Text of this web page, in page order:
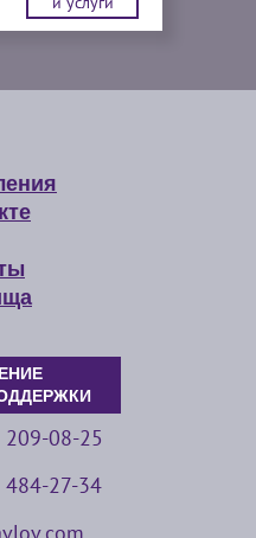
209-08-25
484-27-34